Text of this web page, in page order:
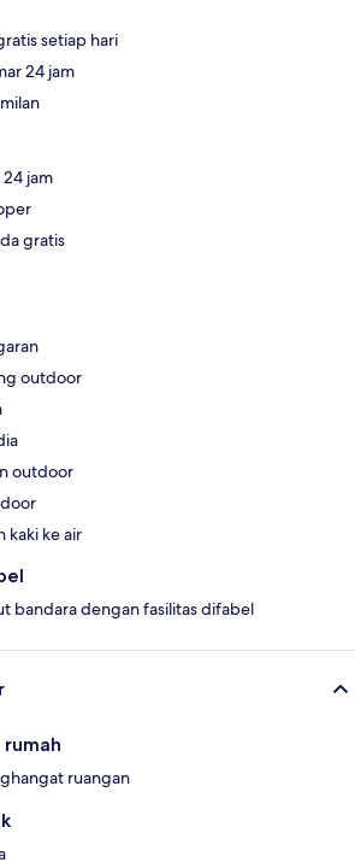
setiap hari
24 jam
24 jam
gratis
outdoor
outdoor
kaki ke air
bandara dengan fasilitas difabel
rumah
ruangan